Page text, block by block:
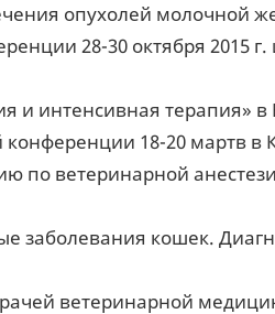
опухолей молочной
28-30 октября 2015 г.
и интенсивная терапия» в
18-20 мартв в
по ветеринарной
заболевания кошек.
ветеринарной